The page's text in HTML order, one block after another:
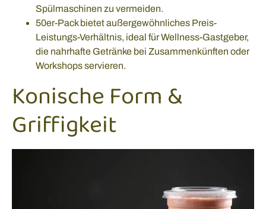
Spülmaschinen zu vermeiden.
50er-Pack bietet außergewöhnliches Preis-
Leistungs-Verhältnis, ideal für Wellness-Gastgeber,
die nahrhafte Getränke bei Zusammenkünften oder
Workshops servieren.
Konische Form &
Griffigkeit